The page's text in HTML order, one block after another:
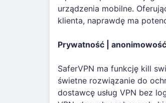
urządzenia mobilne.
klienta, naprawdę ma
Prywatność | anonimowość
SaferVPN ma funkcję kill
świetne rozwiązanie do
dostawcę usług VPN bez